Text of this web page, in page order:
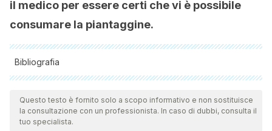
il medico per essere certi che vi è possibile
consumare la piantaggine.
Bibliografia
Tutte le fonti citate sono state esaminate a fondo dal nostro
team per garantirne la qualità, l'affidabilità, l'attualità e la
validità. La bibliografia di questo articolo è stata considerata
Questo testo è fornito solo a scopo informativo e non sostituisce
la consultazione con un professionista. In caso di dubbi, consulta il
tuo specialista.